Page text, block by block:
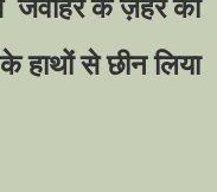
जवाहर के ज़हर का
हाथों से छीन लिया